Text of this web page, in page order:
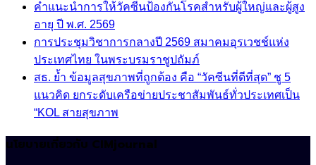
คำแนะนำการให้วัคซีนป้องกันโรคสำหรับผู้ใหญ่และผู้สูง
อายุ ปี พ.ศ. 2569
การประชุมวิชาการกลางปี 2569 สมาคมอุรเวชช์แห่ง
ประเทศไทย ในพระบรมราชูปถัมภ์
สธ. ย้ำ ข้อมูลสุขภาพที่ถูกต้อง คือ “วัคซีนที่ดีที่สุด” ชู 5
แนวคิด ยกระดับเครือข่ายประชาสัมพันธ์ทั่วประเทศเป็น
“KOL สายสุขภาพ
นโยบายเกี่ยวกับ CIMjournal